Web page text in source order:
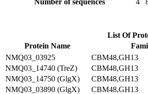
Number of sequences
4
List Of
Protein Name
NMQ03_03925
CBM48,GH13
NMQ03_14740 (TreZ)
CBM48,GH13
NMQ03_14750 (GlgX)
CBM48,GH13
NMQ03_03890 (GlgX)
CBM48,GH13